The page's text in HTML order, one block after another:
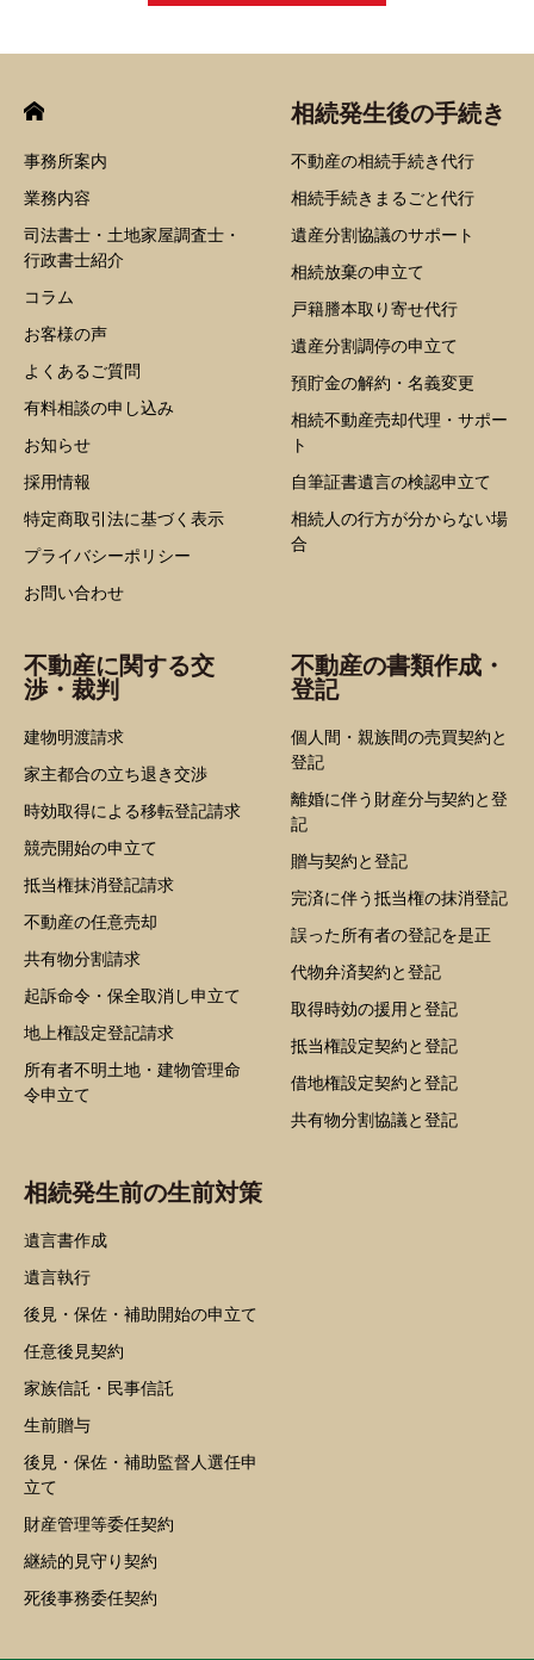
事務所案内
業務内容
司法書士・土地家屋調査士・
行政書士紹介
コラム
お客様の声
よくあるご質問
有料相談の申し込み
お知らせ
採用情報
特定商取引法に基づく表示
プライバシーポリシー
お問い合わせ
相続発生後の手続き
不動産の相続手続き代行
相続手続きまるごと代行
遺産分割協議のサポート
相続放棄の申立て
戸籍謄本取り寄せ代行
遺産分割調停の申立て
預貯金の解約・名義変更
相続不動産売却代理・サポー
ト
自筆証書遺言の検認申立て
相続人の行方が分からない場
合
不動産に関する交
渉・裁判
建物明渡請求
家主都合の立ち退き交渉
時効取得による移転登記請求
競売開始の申立て
抵当権抹消登記請求
不動産の任意売却
共有物分割請求
起訴命令・保全取消し申立て
地上権設定登記請求
所有者不明土地・建物管理命
令申立て
不動産の書類作成・
登記
個人間・親族間の売買契約と
登記
離婚に伴う財産分与契約と登
記
贈与契約と登記
完済に伴う抵当権の抹消登記
誤った所有者の登記を是正
代物弁済契約と登記
取得時効の援用と登記
抵当権設定契約と登記
借地権設定契約と登記
共有物分割協議と登記
相続発生前の生前対策
遺言書作成
遺言執行
後見・保佐・補助開始の申立て
任意後見契約
家族信託・民事信託
生前贈与
後見・保佐・補助監督人選任申
立て
財産管理等委任契約
継続的見守り契約
死後事務委任契約